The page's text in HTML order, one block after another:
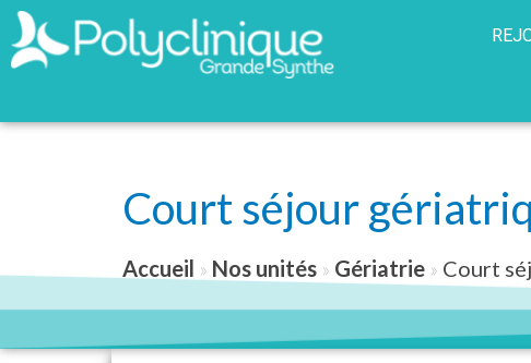
Court séjour
Accueil » Nos unités » Gériatrie » Court